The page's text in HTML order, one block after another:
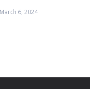
March 6, 2024